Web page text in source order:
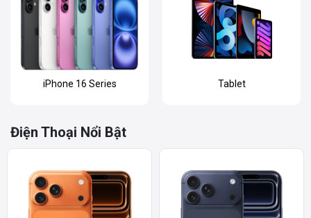
Tablet Đồng Hồ
Điện Thoại Nổi Bật